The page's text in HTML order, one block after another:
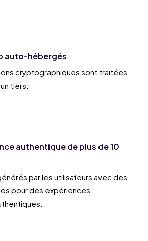
auto-hébergés
cryptographiques sont traitées
tiers.
authentique de plus de 10
par les utilisateurs avec des
pour des expériences